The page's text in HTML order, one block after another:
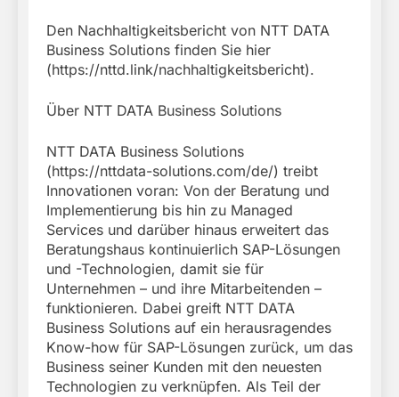
Den Nachhaltigkeitsbericht von NTT DATA
Business Solutions finden Sie hier
(https://nttd.link/nachhaltigkeitsbericht).
Über NTT DATA Business Solutions
NTT DATA Business Solutions
(https://nttdata-solutions.com/de/) treibt
Innovationen voran: Von der Beratung und
Implementierung bis hin zu Managed
Services und darüber hinaus erweitert das
Beratungshaus kontinuierlich SAP-Lösungen
und -Technologien, damit sie für
Unternehmen – und ihre Mitarbeitenden –
funktionieren. Dabei greift NTT DATA
Business Solutions auf ein herausragendes
Know-how für SAP-Lösungen zurück, um das
Business seiner Kunden mit den neuesten
Technologien zu verknüpfen. Als Teil der